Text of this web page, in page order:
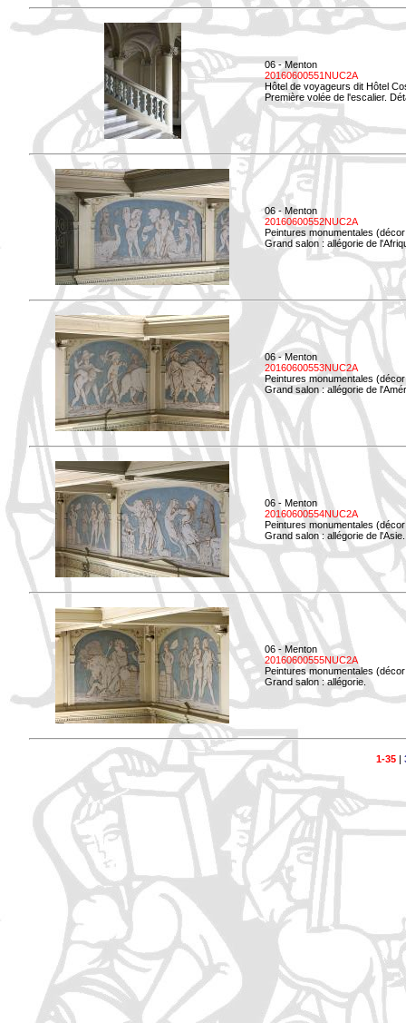
06 - Menton
20160600551NUC2A
Hôtel de voyageurs dit Hôtel
Première volée de l'escalier.
06 - Menton
20160600552NUC2A
Peintures monumentales
Grand salon : allégorie de
06 - Menton
20160600553NUC2A
Peintures monumentales
Grand salon : allégorie de
06 - Menton
20160600554NUC2A
Peintures monumentales
Grand salon : allégorie de l'Asie.
06 - Menton
20160600555NUC2A
Peintures monumentales
Grand salon : allégorie.
1-35|